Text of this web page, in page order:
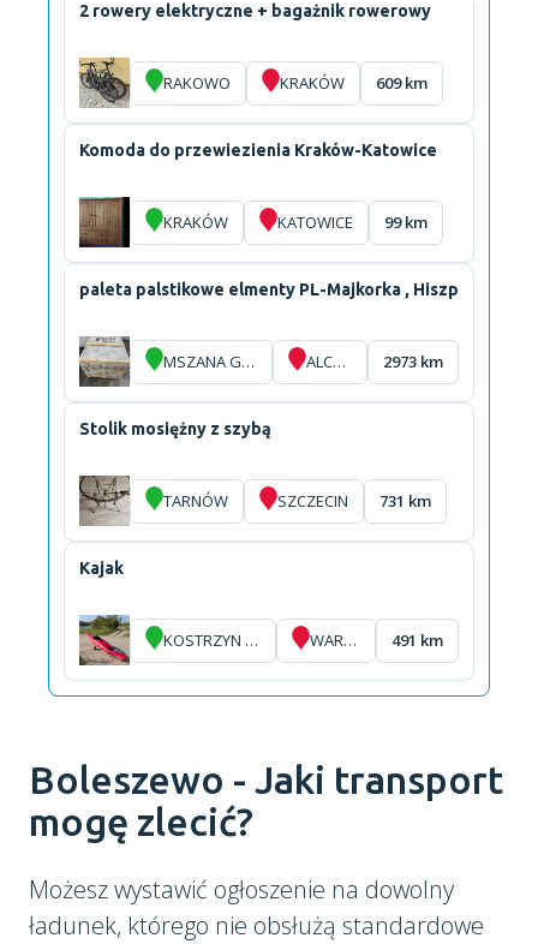
2 rowery elektryczne + bagażnik rowerowy
RAKOWO KRAKÓW 609 km
Komoda do przewiezienia Kraków-Katowice
KRAKÓW KATOWICE 99 km
paleta palstikowe elmenty PL-Majkorka , Hiszp
MSZANA GÓRNA ALCÚDIA 2973 km
Stolik mosiężny z szybą
TARNÓW SZCZECIN 731 km
Kajak
KOSTRZYN NAD ODRĄ WARSZAWA 491 km
Boleszewo - Jaki transport
mogę zlecić?
Możesz wystawić ogłoszenie na dowolny
ładunek, którego nie obsłużą standardowe